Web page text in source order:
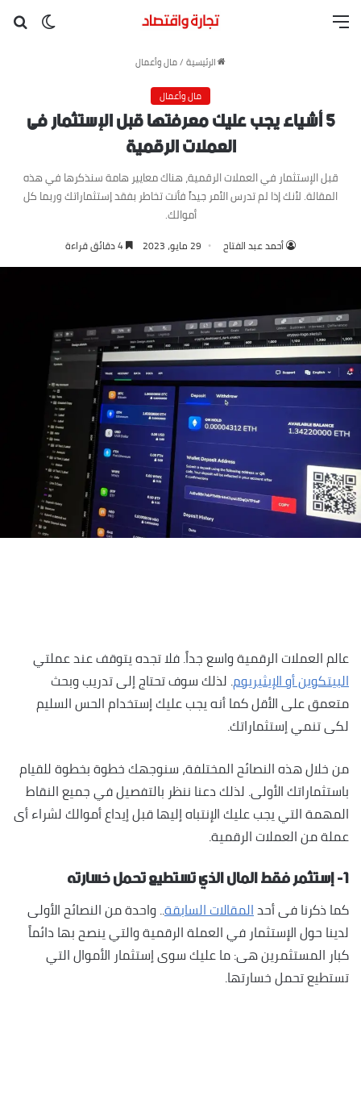
القائمة
الرئيسية /مال وأعمال
مال وأعمال
٥ أشياء يجب عليك معرفتها قبل الإستثمار فى
العملات الرقمية
قبل الإستثمار في العملات الرقمية، هناك معايير هامة سنذكرها في هذه
المقالة. لأنك إذا لم تدرس الأمر جيداً فأنت تخاطر بفقد إستثماراتك وربما كل
أموالك.
أحمد عبد الفتاح 29 مايو، 2023
عالم العملات الرقمية واسع جداً. فلا تجده يتوقف عند عملتي
البيتكوين أو الإيثيريوم. لذلك سوف تحتاج إلى تدريب وبحث
متعمق على الأقل كما أنه يجب عليك إستخدام الحس السليم
لكى تنمي إستثماراتك.
من خلال هذه النصائح المختلفة، سنوجهك خطوة بخطوة للقيام
باستثماراتك الأولى. لذلك دعنا ننظر بالتفصيل في جميع النقاط
المهمة التي يجب عليك الإنتباه إليها قبل إيداع أموالك لشراء أى
عملة من العملات الرقمية.
١- إستثمر فقط المال الذي تستطيع تحمل خسارته
كما ذكرنا فى أحدالمقالات السابقة.. واحدة من النصائح الأولى
لدينا حول الإستثمار في العملة الرقمية والتي ينصح بها دائماً
كبار المستثمرين هى: ما عليك سوى إستثمار الأموال التي
تستطيع تحمل خسارتها.